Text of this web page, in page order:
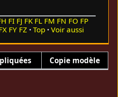
FI FJ FK FL FM FN FO FP
FY FZ Top Voir aussi
Copie modèle